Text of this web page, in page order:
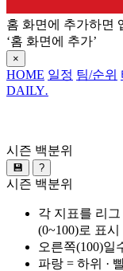
홈 화면에 추가하면
‘홈 화면에 추가’
×
HOME 일정 팀/순위
DAILY.
시즌 백분위
💾 ?
시즌 백분위
각 지표를 리
(0~100)로 표시
오른쪽(100)일
파랑 = 하위 ·